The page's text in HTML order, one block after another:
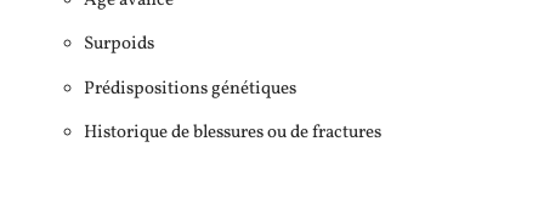
Surpoids
Prédispositions génétiques
Historique de blessures ou de fractures